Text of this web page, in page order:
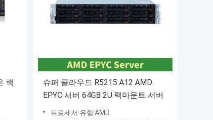
랙
슈퍼 클라우드 R5215 A12 AMD
EPYC 서버 64GB 2U 랙마운트 서버
프로세서 유형:AMD